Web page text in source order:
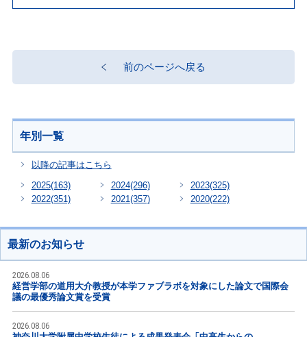
前のページへ戻る
年別一覧
以降の記事はこちら
2025(163) 2024(296) 2023(325)
2022(351) 2021(357) 2020(222)
最新のお知らせ
2026.08.06
経営学部の道用大介教授が本学ファブラボを対象にした論文で国際会
議の最優秀論文賞を受賞
2026.08.06